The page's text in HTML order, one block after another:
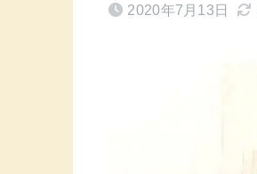
2020年7月13日